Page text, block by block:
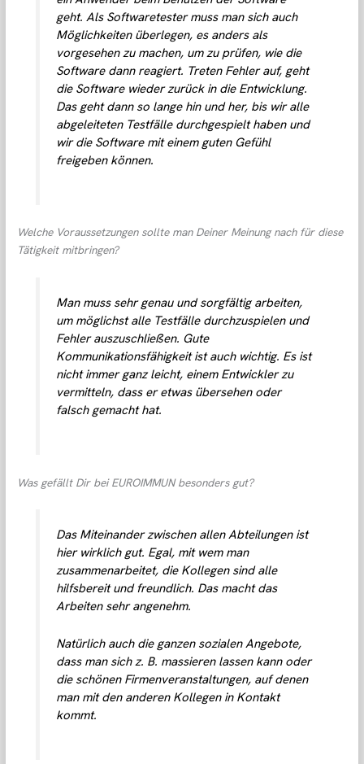
geht. Als Softwaretester muss man sich auch
Möglichkeiten überlegen, es anders als
vorgesehen zu machen, um zu prüfen, wie die
Software dann reagiert. Treten Fehler auf, geht
die Software wieder zurück in die Entwicklung.
Das geht dann so lange hin und her, bis wir alle
abgeleiteten Testfälle durchgespielt haben und
wir die Software mit einem guten Gefühl
freigeben können.
Welche Voraussetzungen sollte man Deiner Meinung nach für diese
Tätigkeit mitbringen?
Man muss sehr genau und sorgfältig arbeiten,
um möglichst alle Testfälle durchzuspielen und
Fehler auszuschließen. Gute
Kommunikationsfähigkeit ist auch wichtig. Es ist
nicht immer ganz leicht, einem Entwickler zu
vermitteln, dass er etwas übersehen oder
falsch gemacht hat.
Was gefällt Dir bei EUROIMMUN besonders gut?
Das Miteinander zwischen allen Abteilungen ist
hier wirklich gut. Egal, mit wem man
zusammenarbeitet, die Kollegen sind alle
hilfsbereit und freundlich. Das macht das
Arbeiten sehr angenehm.
Natürlich auch die ganzen sozialen Angebote,
dass man sich z. B. massieren lassen kann oder
die schönen Firmenveranstaltungen, auf denen
man mit den anderen Kollegen in Kontakt
kommt.